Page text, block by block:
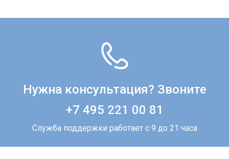
Нужна консультация? Звоните
+7 495 221 00 81
Служба поддержки работает с 9 до 21 часа